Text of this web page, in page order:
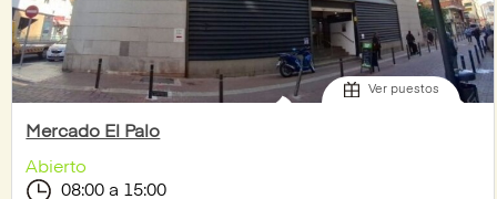
Ver puestos
Mercado El Palo
Abierto
08:00 a 15:00